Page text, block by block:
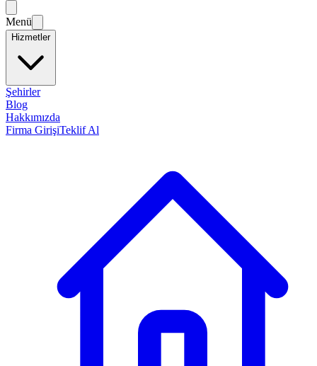
Menü
Hizmetler
Şehirler
Blog
Hakkımızda
Firma GirişiTeklif Al